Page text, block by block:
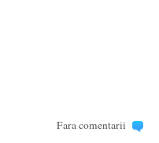
Fara comentarii